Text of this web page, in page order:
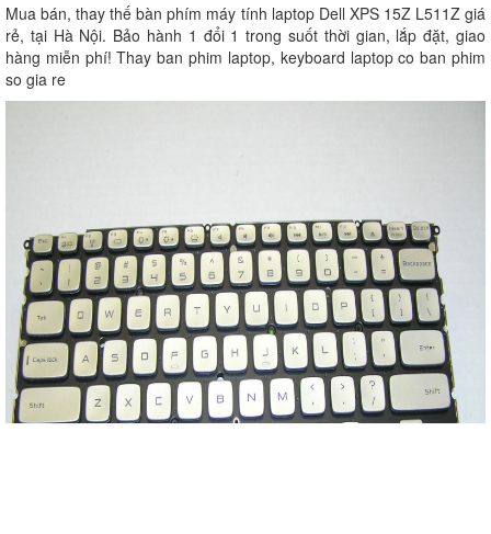
Mua bán, thay thế bàn phím máy tính laptop Dell XPS 15Z L511Z giá
rẻ, tại Hà Nội. Bảo hành 1 đổi 1 trong suốt thời gian, lắp đặt, giao
hàng miễn phí! Thay ban phim laptop, keyboard laptop co ban phim
so gia re